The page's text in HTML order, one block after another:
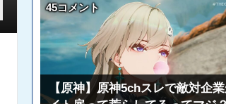
45コメント
【原神】原神5chスレで敵対企